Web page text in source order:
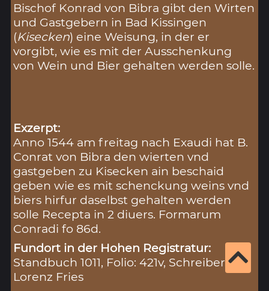
Bischof Konrad von Bibra gibt den Wirten
und Gastgebern in Bad Kissingen
(Kisecken) eine Weisung, in der er
vorgibt, wie es mit der Ausschenkung
von Wein und Bier gehalten werden solle.
Exzerpt:
Anno 1544 am freitag nach Exaudi hat B.
Conrat von Bibra den wierten vnd
gastgeben zu Kisecken ain beschaid
geben wie es mit schenckung weins vnd
biers hirfur daselbst gehalten werden
solle Recepta in 2 diuers. Formarum
Conradi fo 86d.
Fundort in der Hohen Registratur:
Standbuch 1011, Folio: 421v, Schreiber:
Lorenz Fries